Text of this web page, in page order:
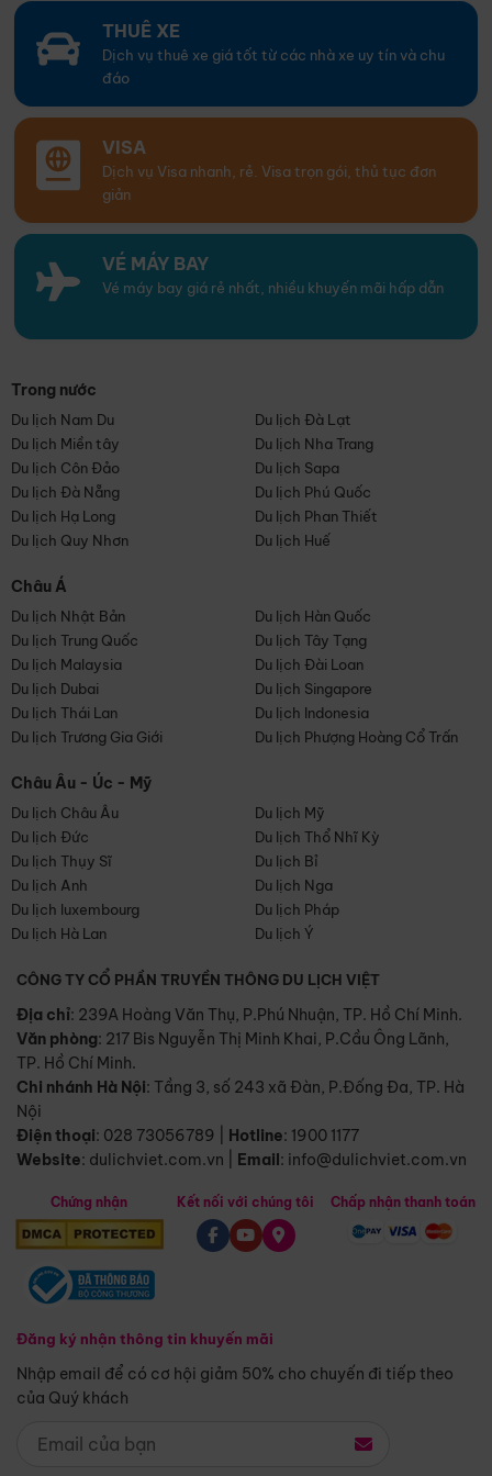
THUÊ XE
Dịch vụ thuê xe giá tốt từ các nhà xe uy tín và chu
đáo
VISA
Dịch vụ Visa nhanh, rẻ. Visa trọn gói, thủ tục đơn
giản
VÉ MÁY BAY
Vé máy bay giá rẻ nhất, nhiều khuyến mãi hấp dẫn
Trong nước
Du lịch Nam Du
Du lịch Đà Lạt
Du lịch Miền tây
Du lịch Nha Trang
Du lịch Côn Đảo
Du lịch Sapa
Du lịch Đà Nẵng
Du lịch Phú Quốc
Du lịch Hạ Long
Du lịch Phan Thiết
Du lịch Quy Nhơn
Du lịch Huế
Châu Á
Du lịch Nhật Bản
Du lịch Hàn Quốc
Du lịch Trung Quốc
Du lịch Tây Tạng
Du lịch Malaysia
Du lịch Đài Loan
Du lịch Dubai
Du lịch Singapore
Du lịch Thái Lan
Du lịch Indonesia
Du lịch Trương Gia Giới
Du lịch Phượng Hoàng Cổ Trấn
Châu Âu - Úc - Mỹ
Du lịch Châu Âu
Du lịch Mỹ
Du lịch Đức
Du lịch Thổ Nhĩ Kỳ
Du lịch Thụy Sĩ
Du lịch Bỉ
Du lịch Anh
Du lịch Nga
Du lịch luxembourg
Du lịch Pháp
Du lịch Hà Lan
Du lịch Ý
CÔNG TY CỔ PHẦN TRUYỀN THÔNG DU LỊCH VIỆT
Địa chỉ: 239A Hoàng Văn Thụ, P.Phú Nhuận, TP. Hồ Chí Minh.
Văn phòng: 217 Bis Nguyễn Thị Minh Khai, P.Cầu Ông Lãnh,
TP. Hồ Chí Minh.
Chi nhánh Hà Nội: Tầng 3, số 243 xã Đàn, P.Đống Đa, TP. Hà
Nội
Điện thoại: 028 73056789 Hotline: 1900 1177
Website: dulichviet.com.vn Email: info@dulichviet.com.vn
Chứng nhận
Đăng ký nhận thông tin khuyến mãi
Nhập email để có cơ hội giảm 50% cho chuyến đi tiếp theo
của Quý khách
Kết nối với chúng tôi Chấp nhận thanh toán